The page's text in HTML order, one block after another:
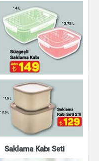
Keramika Espresso
Bardağı 3'lü
Mutfak Ürünleri
Süzgeçli Saklama
Kabı
Saklama Kabı Seti